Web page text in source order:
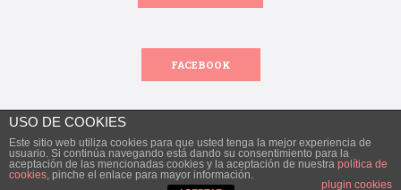
FACEBOOK
Todos los derechos reservados.
© 2018 Encantoalicante.com. Todos los derechos reservados.
USO DE COOKIES
Este sitio web utiliza cookies para que usted tenga la mejor experiencia de
usuario. Si continúa navegando está dando su consentimiento para la
aceptación de las mencionadas cookies y la aceptación de nuestra política de
cookies, pinche el enlace para mayor información.
plugin cookies